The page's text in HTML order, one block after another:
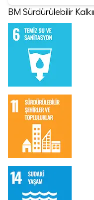
BM Sürdürülebilir